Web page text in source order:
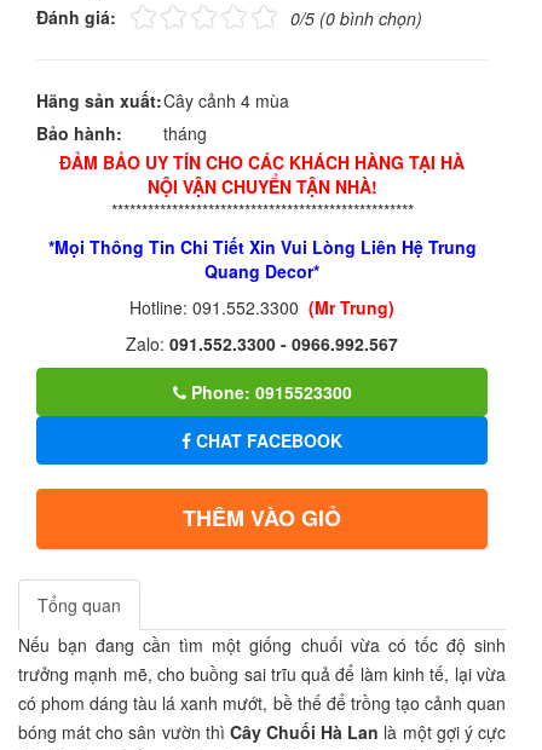
Đánh giá: 0/5 (0 bình chọn)
Hãng sản xuất:Cây cảnh 4 mùa
Bảo hành:
tháng
ĐẢM BẢO UY TÍN CHO CÁC KHÁCH HÀNG TẠI HÀ
NỘI VẬN CHUYỂN TẬN NHÀ!
**************************************************
*Mọi Thông Tin Chi Tiết Xin Vui Lòng Liên Hệ Trung
Quang Decor*
Hotline: 091.552.3300 (Mr Trung)
Zalo: 091.552.3300 - 0966.992.567
Phone: 0915523300
CHAT FACEBOOK
THÊM VÀO GIỎ
Tổng quan
Nếu bạn đang cần tìm một giống chuối vừa có tốc độ sinh
trưởng mạnh mẽ, cho buồng sai trĩu quả để làm kinh tế, lại vừa
có phom dáng tàu lá xanh mướt, bề thế để trồng tạo cảnh quan
bóng mát cho sân vườn thì Cây Chuối Hà Lan là một gợi ý cực